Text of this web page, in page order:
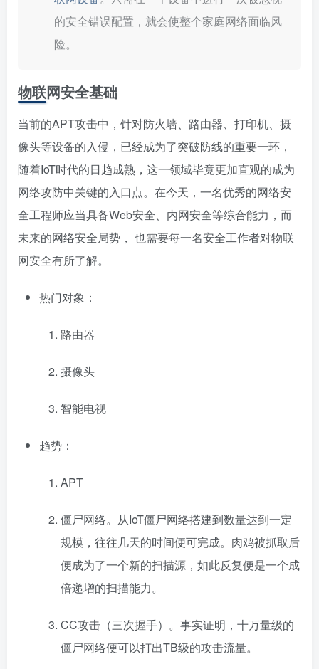
的安全错误配置，就会使整个家庭网络面临风
险。
物联网安全基础
当前的APT攻击中，针对防火墙、路由器、打印机、摄
像头等设备的入侵，已经成为了突破防线的重要一环，
随着IoT时代的日趋成熟，这一领域毕竟更加直观的成为
网络攻防中关键的入口点。在今天，一名优秀的网络安
全工程师应当具备Web安全、内网安全等综合能力，而
未来的网络安全局势， 也需要每一名安全工作者对物联
网安全有所了解。
热门对象：
路由器
摄像头
智能电视
趋势：
APT
僵尸网络。从IoT僵尸网络搭建到数量达到一定
规模，往往几天的时间便可完成。肉鸡被抓取后
便成为了一个新的扫描源，如此反复便是一个成
倍递增的扫描能力。
CC攻击（三次握手）。事实证明，十万量级的
僵尸网络便可以打出TB级的攻击流量。